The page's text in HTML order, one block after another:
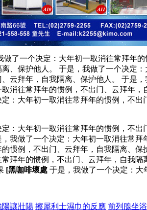
做了一个决定：大年初一取消往常拜年
、保护他人。 于是，我做了一个决定
云拜年，自我隔离、保护他人。 于是
消往常拜年的惯例，不出门、云拜年，
：大年初一取消往常拜年的惯例，不
：大年初一取消往常拜年的惯例，不出
，我做了一个决定：大年初一取消往常
惯例，不出门、云拜年，自我隔离、
拜年的惯例，不出门、云拜年，自我隔
[黑咖啡壞處 于是，我做了一个决定：大
陽讓壯陽 擦犀利士濕巾的反應 前列腺坐